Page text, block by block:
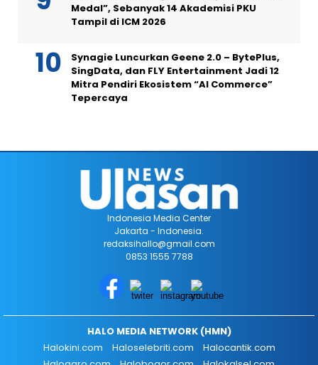
Medal”, Sebanyak 14 Akademisi PKU
Tampil di ICM 2026
Synagie Luncurkan Geene 2.0 – BytePlus,
SingData, dan FLY Entertainment Jadi 12
Mitra Pendiri Ekosistem “AI Commerce”
Tepercaya
Indonesia Media Center
Jakarta - Indonesia.
redaksihallo@gmail.com
0853 1555 7788
HALO MEDIA NETWORK (HMN)
Halokini.com
Haloselebriti.com
Halocantik.com